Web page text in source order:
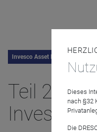
Invesco Asset Management
Teil 2 - Dieses
nach §32
Die